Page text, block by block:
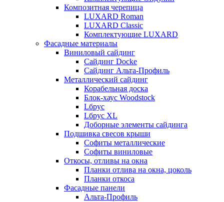
Композитная черепица
LUXARD Roman
LUXARD Classic
Комплектующие LUXARD
Фасадные материалы
Виниловый сайдинг
Сайдинг Docke
Сайдинг Альта-Профиль
Металлический сайдинг
Корабельная доска
Блок-хаус Woodstock
Lбрус
Lбрус XL
Доборные элементы сайдинга
Подшивка свесов крыши
Софиты металлические
Софиты виниловые
Откосы, отливы на окна
Планки отлива на окна, цоколь
Планки откоса
Фасадные панели
Альта-Профиль